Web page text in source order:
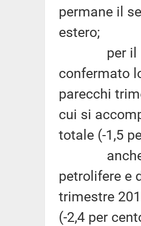
permane il
estero;
per il
confermato
parecchi
cui si
totale (-1,5
anche il
petrolifere e
trimestre
(-2,4 per